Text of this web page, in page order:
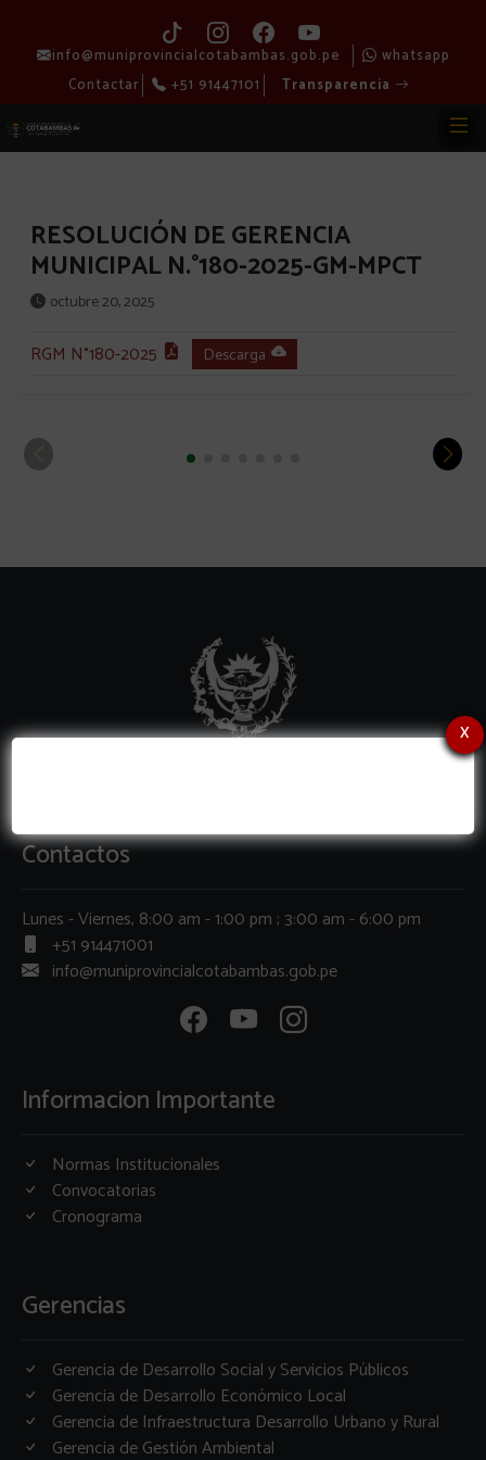
info@muniprovincialcotabambas.gob.pe
whatsapp
Contactar
+51 91447101 Transparencia
RESOLUCIÓN DE GERENCIA
MUNICIPAL N.°180-2025-GM-MPCT
octubre 20, 2025
RGM N°180-2025 Descarga
x
Contactos
Lunes - Viernes, 8:00 am - 1:00 pm ; 3:00 am - 6:00 pm
+51 914471001
info@muniprovincialcotabambas.gob.pe
Informacion Importante
Normas Institucionales
Convocatorias
Cronograma
Gerencias
Gerencia de Desarrollo Social y Servicios Públicos
Gerencia de Desarrollo Económico Local
Gerencia de Infraestructura Desarrollo Urbano y Rural
Gerencia de Gestión Ambiental